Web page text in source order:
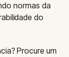
normas da
do
Procure um